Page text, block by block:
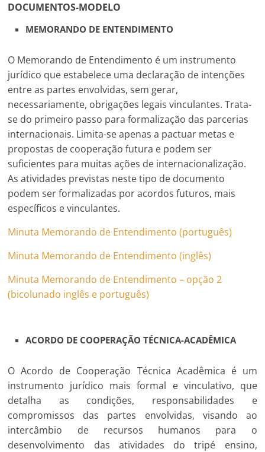
DOCUMENTOS-MODELO
MEMORANDO DE ENTENDIMENTO
O Memorando de Entendimento é um instrumento
jurídico que estabelece uma declaração de intenções
entre as partes envolvidas, sem gerar,
necessariamente, obrigações legais vinculantes. Trata-
se do primeiro passo para formalização das parcerias
internacionais. Limita-se apenas a pactuar metas e
propostas de cooperação futura e podem ser
suficientes para muitas ações de internacionalização.
As atividades previstas neste tipo de documento
podem ser formalizadas por acordos futuros, mais
específicos e vinculantes.
Minuta Memorando de Entendimento (português)
Minuta Memorando de Entendimento (inglês)
Minuta Memorando de Entendimento – opção 2
(bicolunado inglês e português)
ACORDO DE COOPERAÇÃO TÉCNICA-ACADÊMICA
O Acordo de Cooperação Técnica Acadêmica é um
instrumento jurídico mais formal e vinculativo, que
detalha as condições, responsabilidades e
compromissos das partes envolvidas, visando ao
intercâmbio de recursos humanos para o
desenvolvimento das atividades do tripé ensino,